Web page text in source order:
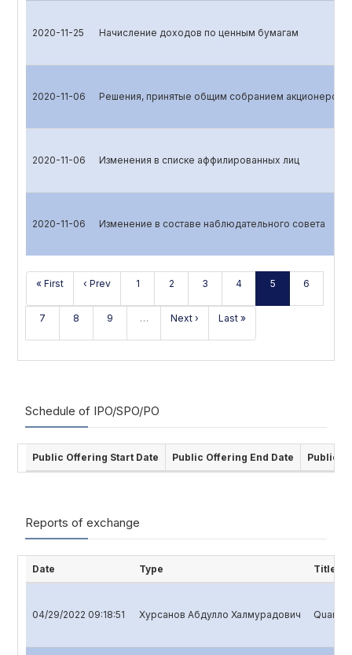
2020-11-25 Начисление доходов по ценным бумагам
2020-11-06 Решения, принятые общим собранием акционеров
2020-11-06 Изменения в списке аффилированных лиц
2020-11-06 Изменение в составе наблюдательного совета
« First ‹ Prev 1 2 3 4 5 6
7 8 9 … Next › Last »
Schedule of IPO/SPO/PO
Public Offering Start Date Public Offering End Date Public
Reports of exchange
Date Type Title
04/29/2022 09:18:51 Хурсанов Абдулло Халмурадович